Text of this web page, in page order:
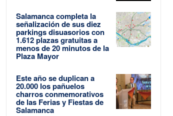
Salamanca completa la
señalización de sus diez
parkings disuasorios con
1.612 plazas gratuitas a
menos de 20 minutos de la
Plaza Mayor
Este año se duplican a
20.000 los pañuelos
charros conmemorativos
de las Ferias y Fiestas de
Salamanca